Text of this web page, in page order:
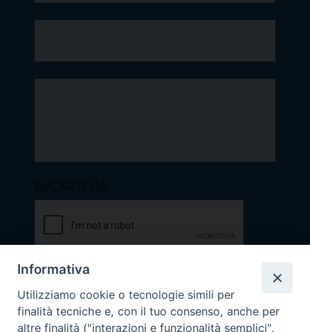
Informativa
Utilizziamo cookie o tecnologie simili per
finalità tecniche e, con il tuo consenso, anche per
altre finalità ("interazioni e funzionalità semplici",